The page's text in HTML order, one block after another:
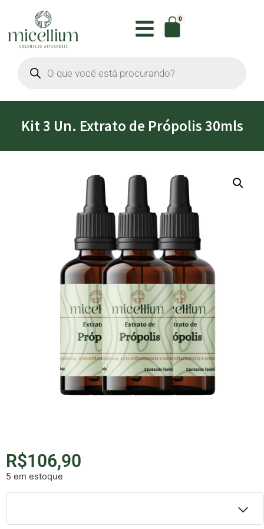
0
Kit 3 Un. Extrato de Própolis 30mls
R$106,90
5 em estoque